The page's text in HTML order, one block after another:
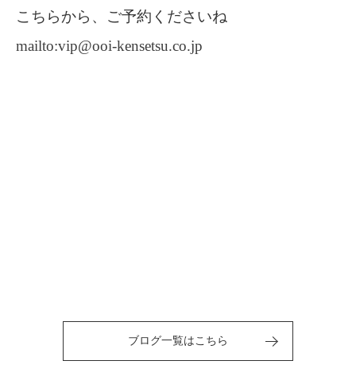
こちらから、ご予約くださいね
mailto:vip@ooi-kensetsu.co.jp
ブログ一覧はこちら